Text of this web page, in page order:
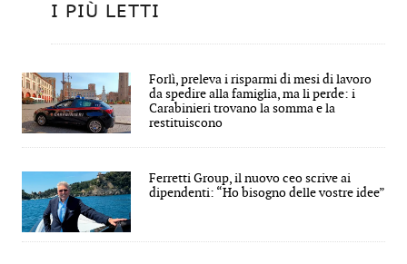
I PIÙ LETTI
Forlì, preleva i risparmi di mesi di lavoro
da spedire alla famiglia, ma li perde: i
Carabinieri trovano la somma e la
restituiscono
Ferretti Group, il nuovo ceo scrive ai
dipendenti: “Ho bisogno delle vostre idee”